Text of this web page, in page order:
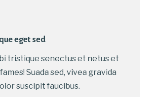
eget sed
tristique senectus et netus et
Suada sed, vivea gravida
suscipit faucibus.